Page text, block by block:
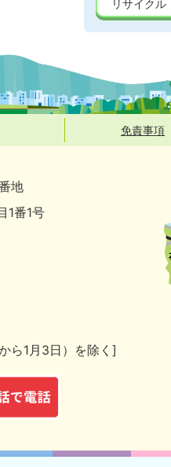
リサイクル
免責事項
地
1番1号
ら1月3日）を除く]